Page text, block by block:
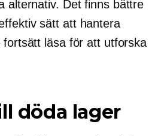
alternativ. Det finns bättre
sätt att hantera
fortsätt läsa för att utforska
döda lager